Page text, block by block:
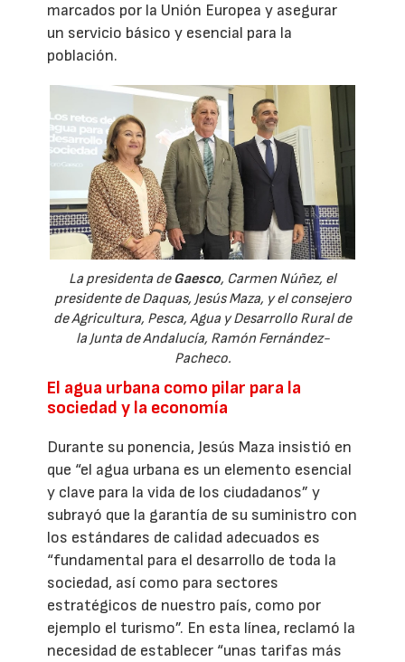
marcados por la Unión Europea y asegurar
un servicio básico y esencial para la
población.
La presidenta deGaesco, Carmen Núñez, el
presidente de Daquas, Jesús Maza, y el consejero
de Agricultura, Pesca, Agua y Desarrollo Rural de
la Junta de Andalucía, Ramón Fernández-
Pacheco.
El agua urbana como pilar para la
sociedad y la economía
Durante su ponencia, Jesús Maza insistió en
que “el agua urbana es un elemento esencial
y clave para la vida de los ciudadanos” y
subrayó que la garantía de su suministro con
los estándares de calidad adecuados es
“fundamental para el desarrollo de toda la
sociedad, así como para sectores
estratégicos de nuestro país, como por
ejemplo el turismo”. En esta línea, reclamó la
necesidad de establecer “unas tarifas más